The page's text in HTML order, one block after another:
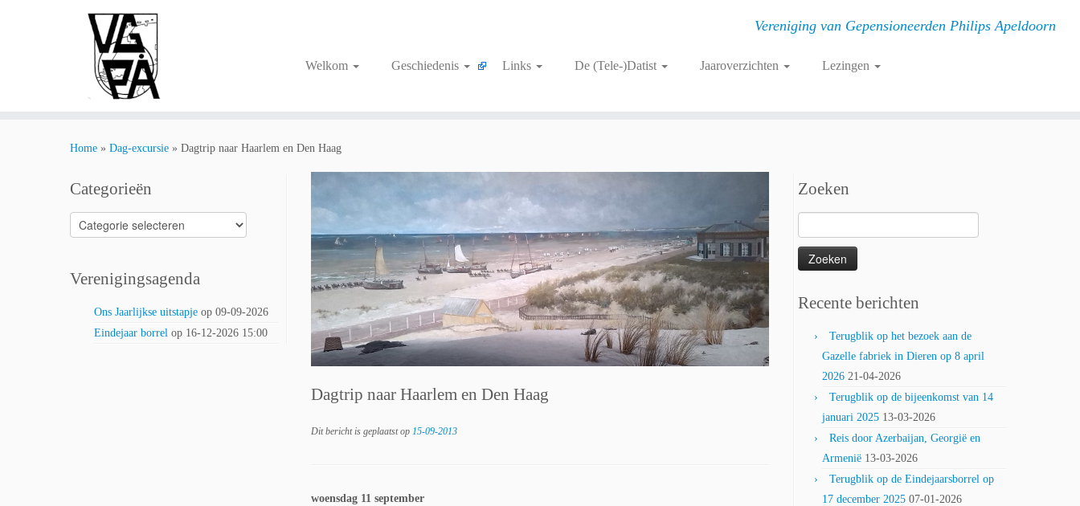
Vereniging van Gepensioneerden Philips Apeldoorn
Welkom Geschiedenis Links De (Tele-)Datist Jaaroverzichten Lezingen
Home » Dag-excursie » Dagtrip naar Haarlem en Den Haag
Categorieën
Categorieën
Verenigingsagenda
Ons Jaarlijkse uitstapje op 09-09-2026
Eindejaar borrel op 16-12-2026 15:00
Dagtrip naar Haarlem en Den Haag
Dit bericht is geplaatst op 15-09-2013
woensdag 11 september
Zoeken
naar:
Recente berichten
Terugblik op het bezoek aan de
Gazelle fabriek in Dieren op 8 april
2026 21-04-2026
Terugblik op de bijeenkomst van 14
januari 2025 13-03-2026
Reis door Azerbaijan, Georgië en
Armenië 13-03-2026
Terugblik op de Eindejaarsborrel op
17 december 2025 07-01-2026